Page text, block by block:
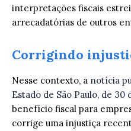
interpretações fiscais
arrecadatórias de outros
Corrigindo
Nesse contexto, a notícia
Estado de São Paulo, de 30
benefício fiscal para
corrige uma injustiça